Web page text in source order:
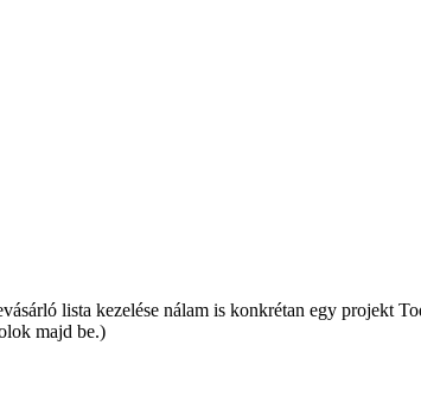
lista kezelése nálam is konkrétan egy projekt
majd be.)